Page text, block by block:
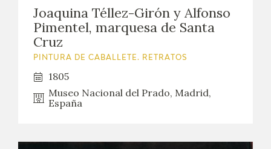
Joaquina Téllez-Girón y Alfonso
Pimentel, marquesa de Santa
Cruz
PINTURA DE CABALLETE. RETRATOS
1805
Museo Nacional del Prado, Madrid,
España